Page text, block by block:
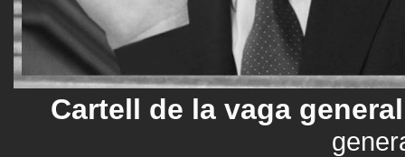
Cartell de la vaga general